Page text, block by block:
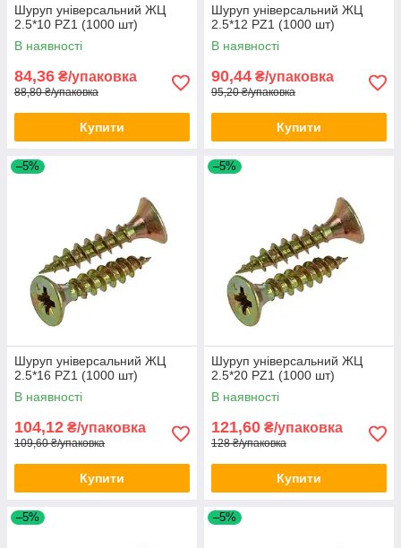
Шуруп універсальний ЖЦ
2.5*10 PZ1 (1000 шт)
В наявності
84,36 ₴/упаковка
88,80 ₴/упаковка
Купити
Шуруп універсальний ЖЦ
2.5*12 PZ1 (1000 шт)
В наявності
90,44 ₴/упаковка
95,20 ₴/упаковка
Купити
–5%
Шуруп універсальний ЖЦ
2.5*16 PZ1 (1000 шт)
В наявності
104,12 ₴/упаковка
109,60 ₴/упаковка
Купити
–5%
Шуруп універсальний ЖЦ
2.5*20 PZ1 (1000 шт)
В наявності
121,60 ₴/упаковка
128 ₴/упаковка
Купити
–5% –5%